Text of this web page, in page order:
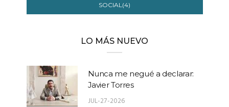
SOCIAL(4)
LO MÁS NUEVO
Nunca me negué a declarar:
Javier Torres
JUL-27-2026